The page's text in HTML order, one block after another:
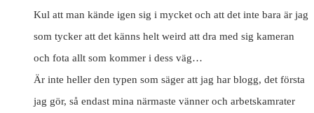
Kul att man kände igen sig i mycket och att det inte bara är jag
som tycker att det känns helt weird att dra med sig kameran
och fota allt som kommer i dess väg…
Är inte heller den typen som säger att jag har blogg, det första
jag gör, så endast mina närmaste vänner och arbetskamrater